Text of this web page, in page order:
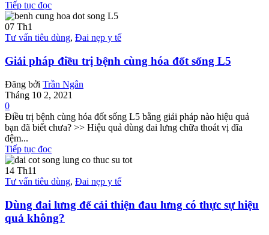
Tiếp tục đọc
07 Th1
Tư vấn tiêu dùng, Đai nẹp y tế
Giải pháp điều trị bệnh cùng hóa đốt sống L5
Đăng bởi Trần Ngân
Tháng 10 2, 2021
0
Điều trị bệnh cùng hóa đốt sống L5 bằng giải pháp nào hiệu quả
bạn đã biết chưa? >> Hiệu quả dùng đai lưng chữa thoát vị đĩa
đệm...
Tiếp tục đọc
14 Th11
Tư vấn tiêu dùng, Đai nẹp y tế
Dùng đai lưng để cải thiện đau lưng có thực sự hiệu
quả không?